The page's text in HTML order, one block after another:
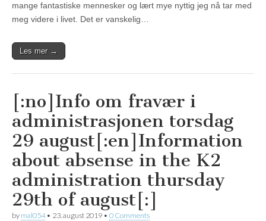
mange fantastiske mennesker og lært mye nyttig jeg nå tar med
meg videre i livet. Det er vanskelig…
Les mer →
[:no]Info om fravær i
administrasjonen torsdag
29 august[:en]Information
about absense in the K2
administration thursday
29th of august[:]
by mal054• 23. august 2019 • 0 Comments